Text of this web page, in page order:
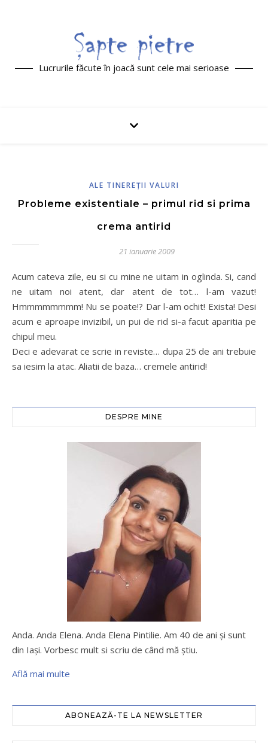
Lucrurile făcute în joacă sunt cele mai serioase
ALE TINEREŢII VALURI
Probleme existentiale – primul rid si prima
crema antirid
21 ianuarie 2009
Acum cateva zile, eu si cu mine ne uitam in oglinda. Si, cand
ne uitam noi atent, dar atent de tot… l-am vazut!
Hmmmmmmmm! Nu se poate!? Dar l-am ochit! Exista! Desi
acum e aproape invizibil, un pui de rid si-a facut aparitia pe
chipul meu.
Deci e adevarat ce scrie in reviste… dupa 25 de ani trebuie
sa iesim la atac. Aliatii de baza… cremele antirid!
DESPRE MINE
Anda. Anda Elena. Anda Elena Pintilie. Am 40 de ani şi sunt
din Iaşi. Vorbesc mult si scriu de când mă ştiu.
Află mai multe
ABONEAZĂ-TE LA NEWSLETTER